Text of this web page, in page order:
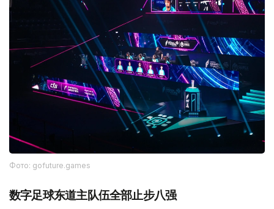
Фото: gofuture.games
数字足球东道主队伍全部止步八强